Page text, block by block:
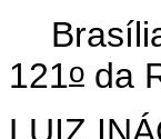
121o da